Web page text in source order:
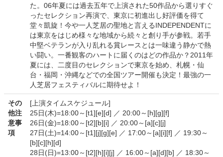
た。06年夏には過去五年で上演された50作品から選りすぐ
ったセレクション再演で、東京に初進出し好評価を得て
堂々凱旋！今や一人芝居の聖地と言えるINDEPENDENTに
は東京をはじめ様々な地域から続々と創り手が参戦。若手
中堅ベテランが入り乱れる賞レースとは一味違う静かで熱
い闘い。一番観客のハートに届くのはどの作品か？2011年
夏には、二度目のセレクションで東京を始め、札幌・仙
台・福岡・沖縄などでの全国ツアー開催も決定！最強の一
人芝居フェスティバルに期待せよ！
その
他注
意事
項
[上演タイムスケジュール]
25日(木)=18:00～[t1][e][d] ／ 20:00～[h][g][f]
26日(金)=18:00～[t2][b][i] ／ 20:00～[a][c][j]
27日(土)=14:00～[t1][j][g][e] ／ 17:00～[a][i][f] ／ 19:30～
[b][c][h][d]
28日(日)=13:00～[t2][h][i][j] ／ 16:00～[a][d][b] ／ 18:30～